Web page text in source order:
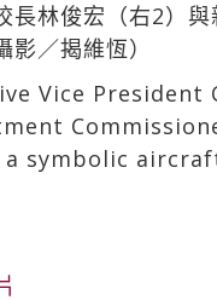
長林俊宏（右2）
影／揭維恆）
Vice
a symbolic